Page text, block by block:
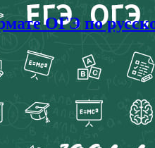
ОГЭ по